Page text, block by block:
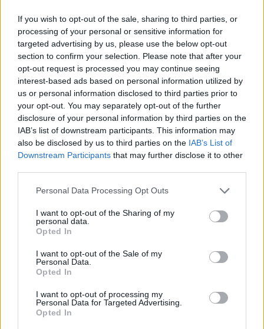
If you wish to opt-out of the sale, sharing to third parties, or
processing of your personal or sensitive information for
targeted advertising by us, please use the below opt-out
section to confirm your selection. Please note that after your
opt-out request is processed you may continue seeing
interest-based ads based on personal information utilized by
us or personal information disclosed to third parties prior to
your opt-out. You may separately opt-out of the further
disclosure of your personal information by third parties on the
IAB’s list of downstream participants. This information may
also be disclosed by us to third parties on the IAB’s List of
Downstream Participants that may further disclose it to other
Please note that this website/app uses one or more Google
not limited to your visit or usage behaviour. You may click to
grant or deny consent to Google and its third-party tags to
use your data for below specified purposes in below Google
consent section.
Personal Data Processing Opt Outs
I want to opt-out of the Sharing of my
personal data.
Opted In
I want to opt-out of the Sale of my
Personal Data.
Opted In
I want to opt-out of processing my
Personal Data for Targeted Advertising.
Opted In